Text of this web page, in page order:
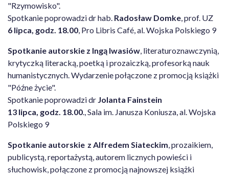
"Rzymowisko".
Spotkanie poprowadzi dr hab. Radosław Domke, prof. UZ
6 lipca, godz. 18.00, Pro Libris Café, al. Wojska Polskiego 9
Spotkanie autorskie z Ingą Iwasiów, literaturoznawczynią,
krytyczką literacką, poetką i prozaiczką, profesorką nauk
humanistycznych. Wydarzenie połączone z promocją książki
"Późne życie".
Spotkanie poprowadzi dr Jolanta Fainstein
13 lipca, godz. 18.00., Sala im. Janusza Koniusza, al. Wojska
Polskiego 9
Spotkanie autorskie z Alfredem Siateckim, prozaikiem,
publicystą, reportażystą, autorem licznych powieści i
słuchowisk, połączone z promocją najnowszej książki